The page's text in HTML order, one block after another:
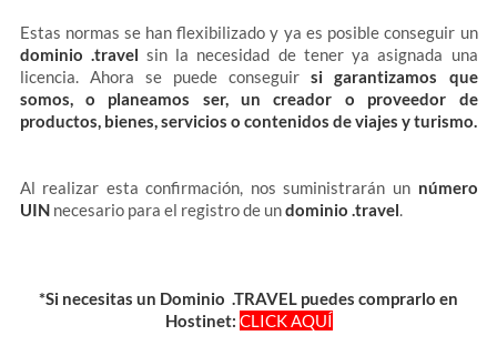
Estas normas se han flexibilizado y ya es posible conseguir un
dominio .travel sin la necesidad de tener ya asignada una
licencia. Ahora se puede conseguirsi garantizamos que
somos, o planeamos ser, un creador o proveedor de
productos, bienes, servicios o contenidos de viajes y turismo.
Al realizar esta confirmación, nos suministrarán un número
UINnecesario para el registro de undominio .travel.
*Si necesitas un Dominio .TRAVEL puedes comprarlo en
Hostinet: CLICK AQUÍ